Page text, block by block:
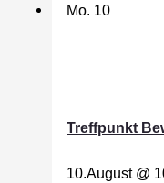
Mo. 10
Treffpunkt
10.August @